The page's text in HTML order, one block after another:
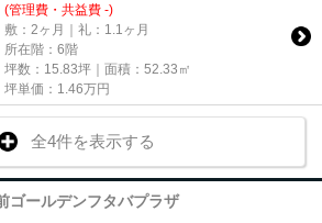
(管理費・共益費 -)
敷：2ヶ月｜礼：1.1ヶ月
所在階：6階
坪数：15.83坪｜面積：52.33㎡
坪単価： 1.46万円
全4件を表示する
ゴールデンフタバプラザ